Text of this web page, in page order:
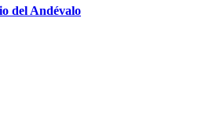
del Andévalo